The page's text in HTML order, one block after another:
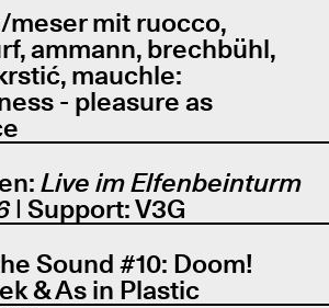
mit ruocco,
ammann, brechbühl,
mauchle:
- pleasure as
Live im Elfenbeinturm
| Support: V3G
Sound #10: Doom!
& As in Plastic